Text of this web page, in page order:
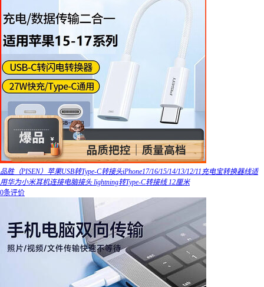
品胜（PISEN）苹果USB转Type-C转接头iPhone17/16/15/14/13/12/11充电宝转换器线适
用华为小米耳机连接电脑接头 lightning转Type-C转接线 12厘米
0条评价